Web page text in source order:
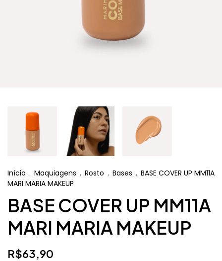
Início . Maquiagens . Rosto . Bases . BASE COVER UP MM11A
MARI MARIA MAKEUP
BASE COVER UP MM11A
MARI MARIA MAKEUP
R$63,90